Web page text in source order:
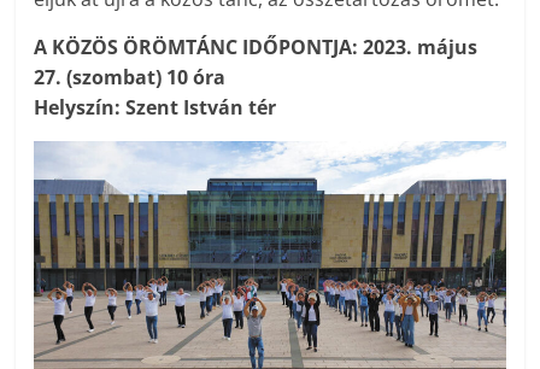
A KÖZÖS ÖRÖMTÁNC IDŐPONTJA: 2023. május
27. (szombat) 10 óra
Helyszín: Szent István tér